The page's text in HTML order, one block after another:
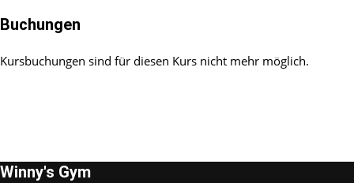
Buchungen
Kursbuchungen sind für diesen Kurs nicht mehr möglich.
Winny's Gym